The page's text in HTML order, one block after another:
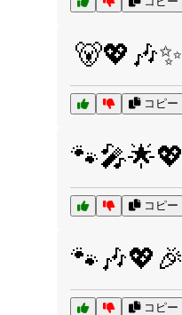
🐻💖🎶✨
コピー
🐾🎤🌟💖
コピー
🐾🎶💖🎉
コピー